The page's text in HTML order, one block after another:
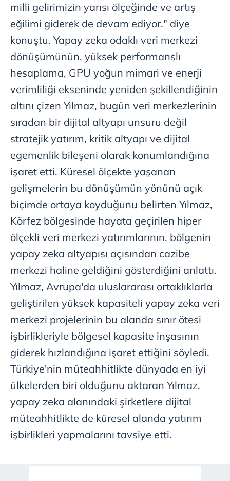
milli gelirimizin yarısı ölçeğinde ve artış
eğilimi giderek de devam ediyor." diye
konuştu. Yapay zeka odaklı veri merkezi
dönüşümünün, yüksek performanslı
hesaplama, GPU yoğun mimari ve enerji
verimliliği ekseninde yeniden şekillendiğinin
altını çizen Yılmaz, bugün veri merkezlerinin
sıradan bir dijital altyapı unsuru değil
stratejik yatırım, kritik altyapı ve dijital
egemenlik bileşeni olarak konumlandığına
işaret etti. Küresel ölçekte yaşanan
gelişmelerin bu dönüşümün yönünü açık
biçimde ortaya koyduğunu belirten Yılmaz,
Körfez bölgesinde hayata geçirilen hiper
ölçekli veri merkezi yatırımlarının, bölgenin
yapay zeka altyapısı açısından cazibe
merkezi haline geldiğini gösterdiğini anlattı.
Yılmaz, Avrupa'da uluslararası ortaklıklarla
geliştirilen yüksek kapasiteli yapay zeka veri
merkezi projelerinin bu alanda sınır ötesi
işbirlikleriyle bölgesel kapasite inşasının
giderek hızlandığına işaret ettiğini söyledi.
Türkiye'nin müteahhitlikte dünyada en iyi
ülkelerden biri olduğunu aktaran Yılmaz,
yapay zeka alanındaki şirketlere dijital
müteahhitlikte de küresel alanda yatırım
işbirlikleri yapmalarını tavsiye etti.